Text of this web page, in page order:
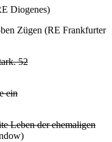
Diogenes)
Zügen (RE Frankfurter
52
ein
Leben der ehemaligen